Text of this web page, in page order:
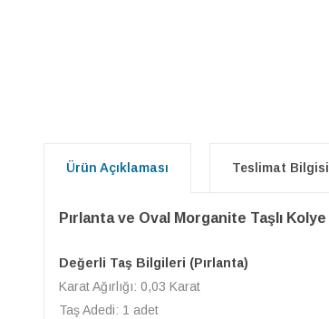
Ürün Açıklaması Teslimat Bilgisi
Pırlanta ve Oval Morganite Taşlı Kolye
Değerli Taş Bilgileri (Pırlanta)
Karat Ağırlığı: 0,03 Karat
Taş Adedi: 1 adet